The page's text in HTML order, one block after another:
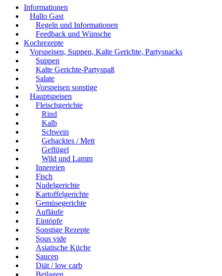
Informationen
Hallo Gast
Regeln und Informationen
Feedback und Wünsche
Kochrezepte
Vorspeisen, Suppen, Kalte Gerichte, Partysnacks
Suppen
Kalte Gerichte-Partyspaß
Salate
Vorspeisen sonstige
Hauptspeisen
Fleischgerichte
Rind
Kalb
Schwein
Gehacktes / Mett
Geflügel
Wild und Lamm
Innereien
Fisch
Nudelgerichte
Kartoffelgerichte
Gemüsegerichte
Aufläufe
Eintöpfe
Sonstige Rezepte
Sous vide
Asiatische Küche
Saucen
Diät / low carb
Beilagen